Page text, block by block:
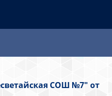
СОШ №7" от